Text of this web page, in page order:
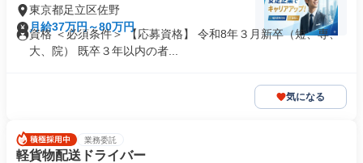
東京都足立区佐野
月給37万円～80万円
資格 ＜必須条件＞ 【応募資格】 令和8年３月新卒（短、専、
大、院） 既卒３年以内の者...
気になる
業務委託
軽貨物配送ドライバー